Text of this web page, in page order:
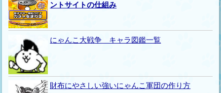
ントサイトの仕組み
にゃんこ大戦争 キャラ図鑑一覧
財布にやさしい強いにゃんこ軍団の作り方